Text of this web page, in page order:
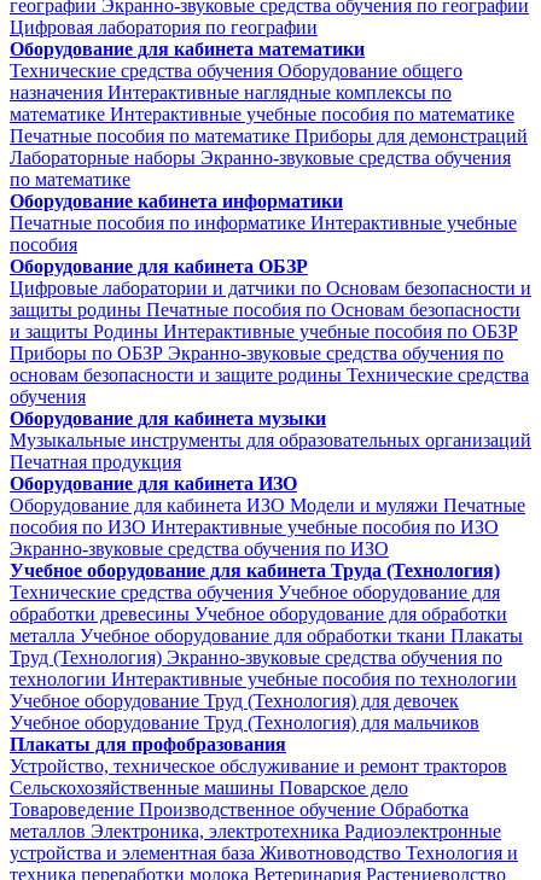
географии Экранно-звуковые средства обучения по географии
Цифровая лаборатория по географии
Оборудование для кабинета математики
Технические средства обучения Оборудование общего
назначения Интерактивные наглядные комплексы по
математике Интерактивные учебные пособия по математике
Печатные пособия по математике Приборы для демонстраций
Лабораторные наборы Экранно-звуковые средства обучения
по математике
Оборудование кабинета информатики
Печатные пособия по информатике Интерактивные учебные
пособия
Оборудование для кабинета ОБЗР
Цифровые лаборатории и датчики по Основам безопасности и
защиты родины Печатные пособия по Основам безопасности
и защиты Родины Интерактивные учебные пособия по ОБЗР
Приборы по ОБЗР Экранно-звуковые средства обучения по
основам безопасности и защите родины Технические средства
обучения
Оборудование для кабинета музыки
Музыкальные инструменты для образовательных организаций
Печатная продукция
Оборудование для кабинета ИЗО
Оборудование для кабинета ИЗО Модели и муляжи Печатные
пособия по ИЗО Интерактивные учебные пособия по ИЗО
Экранно-звуковые средства обучения по ИЗО
Учебное оборудование для кабинета Труда (Технология)
Технические средства обучения Учебное оборудование для
обработки древесины Учебное оборудование для обработки
металла Учебное оборудование для обработки ткани Плакаты
Труд (Технология) Экранно-звуковые средства обучения по
технологии Интерактивные учебные пособия по технологии
Учебное оборудование Труд (Технология) для девочек
Учебное оборудование Труд (Технология) для мальчиков
Плакаты для профобразования
Устройство, техническое обслуживание и ремонт тракторов
Сельскохозяйственные машины Поварское дело
Товароведение Производственное обучение Обработка
металлов Электроника, электротехника Радиоэлектронные
устройства и элементная база Животноводство Технология и
техника переработки молока Ветеринария Растениеводство